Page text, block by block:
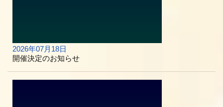
2026年07月18日
開催決定のお知らせ